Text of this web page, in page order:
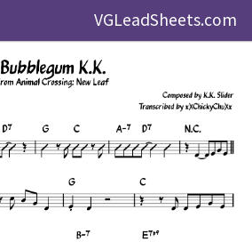
VGLeadSheets.com